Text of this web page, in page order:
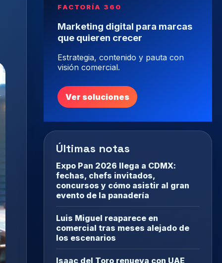
FACTORÍA 360
Marketing digital para marcas
que quieren crecer
Estrategia, contenido y pauta con
visión comercial.
Ver soluciones
Últimas notas
Expo Pan 2026 llega a CDMX:
fechas, chefs invitados,
concursos y cómo asistir al gran
evento de la panadería
Luis Miguel reaparece en
comercial tras meses alejado de
los escenarios
Isaac del Toro renueva con UAE